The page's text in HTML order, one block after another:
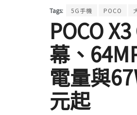
Tags: 5G手機 POCO
POCO
幕、
電量與
元起